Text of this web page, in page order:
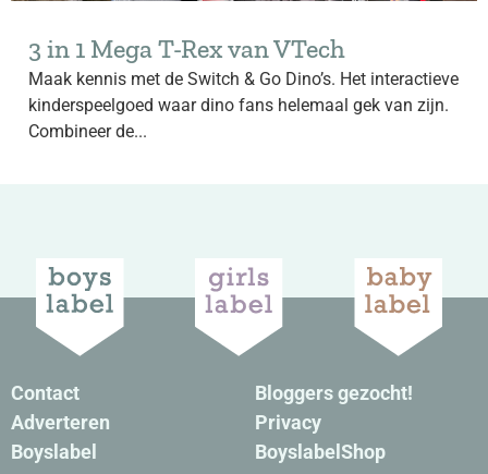
3 in 1 Mega T-Rex van VTech
Maak kennis met de Switch & Go Dino’s. Het interactieve
kinderspeelgoed waar dino fans helemaal gek van zijn.
Combineer de...
Contact
Adverteren
Boyslabel
Bloggers gezocht!
Privacy
BoyslabelShop